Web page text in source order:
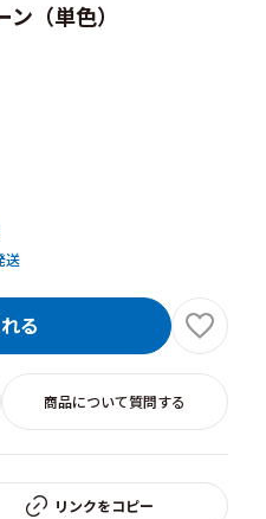
（単色）
送
る
商品について質問する
リンクをコピー